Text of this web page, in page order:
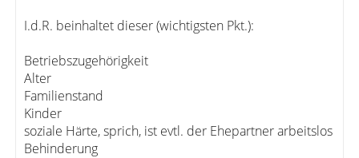
I.d.R. beinhaltet dieser (wichtigsten Pkt.):
Betriebszugehörigkeit
Alter
Familienstand
Kinder
soziale Härte, sprich, ist evtl. der Ehepartner arbeitslos
Behinderung